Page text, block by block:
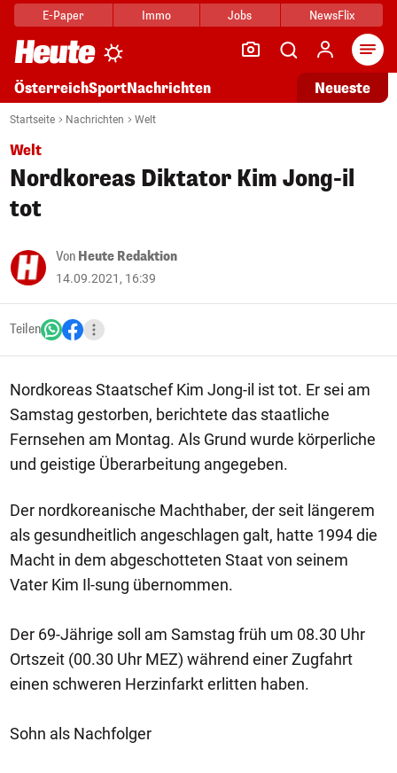
E-Paper Immo Jobs NewsFlix
ÖsterreichSportNachrichten Neueste
Startseite Nachrichten Welt
Welt
Nordkoreas Diktator Kim Jong-il
tot
Von Heute Redaktion
14.09.2021, 16:39
Teilen
Nordkoreas Staatschef Kim Jong-il ist tot. Er sei am
Samstag gestorben, berichtete das staatliche
Fernsehen am Montag. Als Grund wurde körperliche
und geistige Überarbeitung angegeben.
Der nordkoreanische Machthaber, der seit längerem
als gesundheitlich angeschlagen galt, hatte 1994 die
Macht in dem abgeschotteten Staat von seinem
Vater Kim Il-sung übernommen.
Der 69-Jährige soll am Samstag früh um 08.30 Uhr
Ortszeit (00.30 Uhr MEZ) während einer Zugfahrt
einen schweren Herzinfarkt erlitten haben.
Sohn als Nachfolger